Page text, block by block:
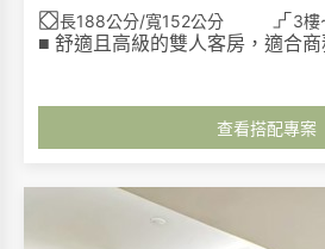
長188公分/寬152公分
3樓
■ 舒適且高級的雙人客房，適合
查看搭配專案